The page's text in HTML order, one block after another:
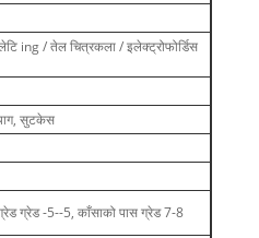
ing / तेल चित्रकला / इलेक्ट्रोफोर्डिस
सुटकेस
ग्रेड -5--5, काँसाको पास ग्रेड 7-8